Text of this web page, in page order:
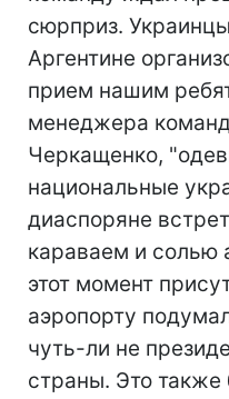
сюрприз.
Аргентине
прием нашим
менеджера
Черкащенко,
национальные
диаспоряне
караваем и солью
этот момент
аэропорту
чуть-ли не
страны. Это также